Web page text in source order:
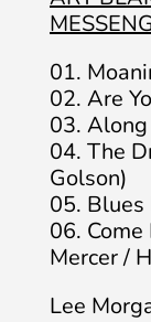
01.
02. Are
03.
04. The
Golson)
05. Blues
06. Come
Mercer /
Lee